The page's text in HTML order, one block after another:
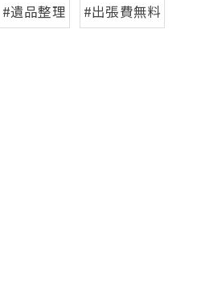
#遺品整理 #出張費無料